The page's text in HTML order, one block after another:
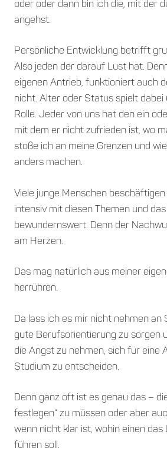
oder oder dann bin ich die, mit der
angehst.
Persönliche Entwicklung betrifft
Also jeden der darauf Lust hat.
eigenen Antrieb, funktioniert auch
nicht. Alter oder Status spielt dabei
Rolle. Jeder von uns hat den ein
mit dem er nicht zufrieden ist, wo
stoße ich an meine Grenzen und
anders machen.
Viele junge Menschen
intensiv mit diesen Themen und
bewundernswert. Denn der
am Herzen.
Das mag natürlich aus meiner
herrühren.
Da lass ich es mir nicht nehmen an
gute Berufsorientierung zu sorgen
die Angst zu nehmen, sich für eine
Studium zu entscheiden.
Denn ganz oft ist es genau das –
festlegen“ zu müssen oder aber
wenn nicht klar ist, wohin einen das
führen soll.